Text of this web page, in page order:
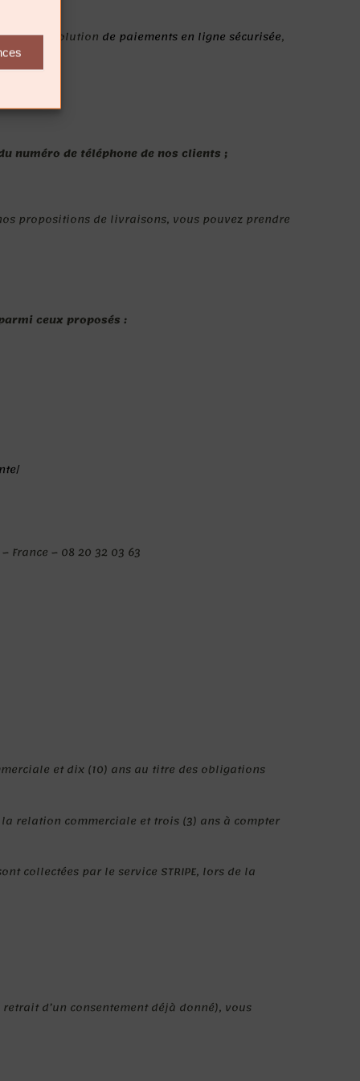
est une solution de paiements en ligne sécurisée,
numéro de téléphone de nos clients ;
propositions de livraisons, vous pouvez prendre
ceux proposés :
France – 08 20 32 03 63
et dix (10) ans au titre des obligations
relation commerciale et trois (3) ans à compter
collectées par le service STRIPE, lors de la
d’un consentement déjà donné), vous